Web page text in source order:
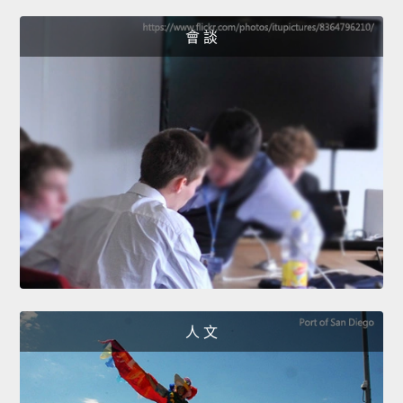
會 談
人 文